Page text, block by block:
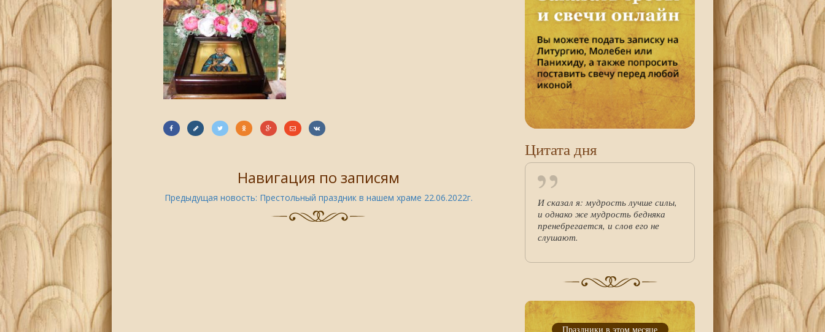
Навигация по записям
Предыдущая новость: Престольный праздник в нашем храме 22.06.2022г.
Цитата дня
И сказал я: мудрость лучше силы,
и однако же мудрость бедняка
пренебрегается, и слов его не
слушают.
Праздники в этом месяце